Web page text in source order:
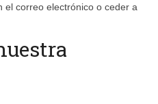
el correo electrónico o ceder a